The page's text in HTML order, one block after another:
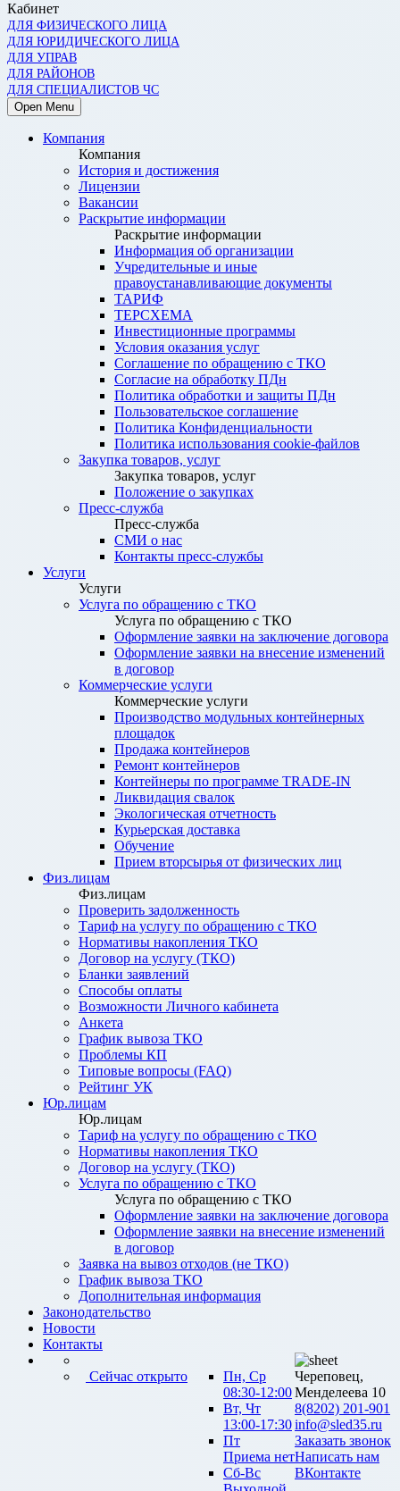
Кабинет
ДЛЯ ФИЗИЧЕСКОГО ЛИЦА
ДЛЯ ЮРИДИЧЕСКОГО ЛИЦА
ДЛЯ УПРАВ
ДЛЯ РАЙОНОВ
ДЛЯ СПЕЦИАЛИСТОВ ЧС
Open Menu
Компания
Компания
История и достижения
Лицензии
Вакансии
Раскрытие информации
Раскрытие информации
Информация об организации
Учредительные и иные
правоустанавливающие документы
ТАРИФ
ТЕРСХЕМА
Инвестиционные программы
Условия оказания услуг
Соглашение по обращению с ТКО
Согласие на обработку ПДн
Политика обработки и защиты ПДн
Пользовательское соглашение
Политика Конфиденциальности
Политика использования cookie-файлов
Закупка товаров, услуг
Закупка товаров, услуг
Положение о закупках
Пресс-служба
Пресс-служба
СМИ о нас
Контакты пресс-службы
Услуги
Услуги
Услуга по обращению с ТКО
Услуга по обращению с ТКО
Оформление заявки на заключение договора
Оформление заявки на внесение изменений
в договор
Коммерческие услуги
Коммерческие услуги
Производство модульных контейнерных
площадок
Продажа контейнеров
Ремонт контейнеров
Контейнеры по программе TRADE-IN
Ликвидация свалок
Экологическая отчетность
Курьерская доставка
Обучение
Прием вторсырья от физических лиц
Физ.лицам
Физ.лицам
Проверить задолженность
Тариф на услугу по обращению с ТКО
Нормативы накопления ТКО
Договор на услугу (ТКО)
Бланки заявлений
Способы оплаты
Возможности Личного кабинета
Анкета
График вывоза ТКО
Проблемы КП
Типовые вопросы (FAQ)
Рейтинг УК
Юр.лицам
Юр.лицам
Тариф на услугу по обращению с ТКО
Нормативы накопления ТКО
Договор на услугу (ТКО)
Услуга по обращению с ТКО
Услуга по обращению с ТКО
Оформление заявки на заключение договора
Оформление заявки на внесение изменений
в договор
Заявка на вывоз отходов (не ТКО)
График вывоза ТКО
Дополнительная информация
Законодательство
Новости
Контакты
Сейчас открыто
Пн, Ср
08:30-12:00
Вт, Чт
13:00-17:30
Пт
Приема нет
Сб-Вс
Череповец,
Менделеева 10
8(8202) 201-901
info@sled35.ru
Заказать звонок
Написать нам
ВКонтакте